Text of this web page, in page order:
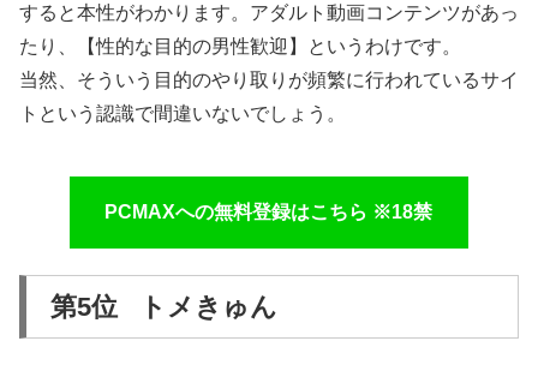
すると本性がわかります。アダルト動画コンテンツがあっ
たり、【性的な目的の男性歓迎】というわけです。
当然、そういう目的のやり取りが頻繁に行われているサイ
トという認識で間違いないでしょう。
PCMAXへの無料登録はこちら ※18禁
第5位 トメきゅん